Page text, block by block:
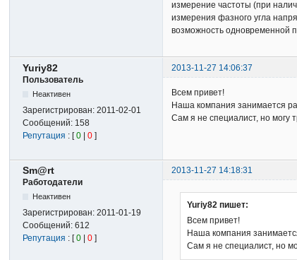
измерение частоты (при
измерения фазного угла
возможность одновременной
Yuriy82
2013-11-27 14:06:37
Пользователь
Неактивен
Зарегистрирован:2011-02-01
Сообщений: 158
Репутация : [0 |0 ]
Всем привет!
Наша компания занимается
Сам я не специалист, но могу
Sm@rt
2013-11-27 14:18:31
Работодатели
Неактивен
Зарегистрирован:2011-01-19
Сообщений:612
Репутация : [0 |0 ]
Yuriy82 пишет:
Всем привет!
Наша компания
Сам я не специалист, но